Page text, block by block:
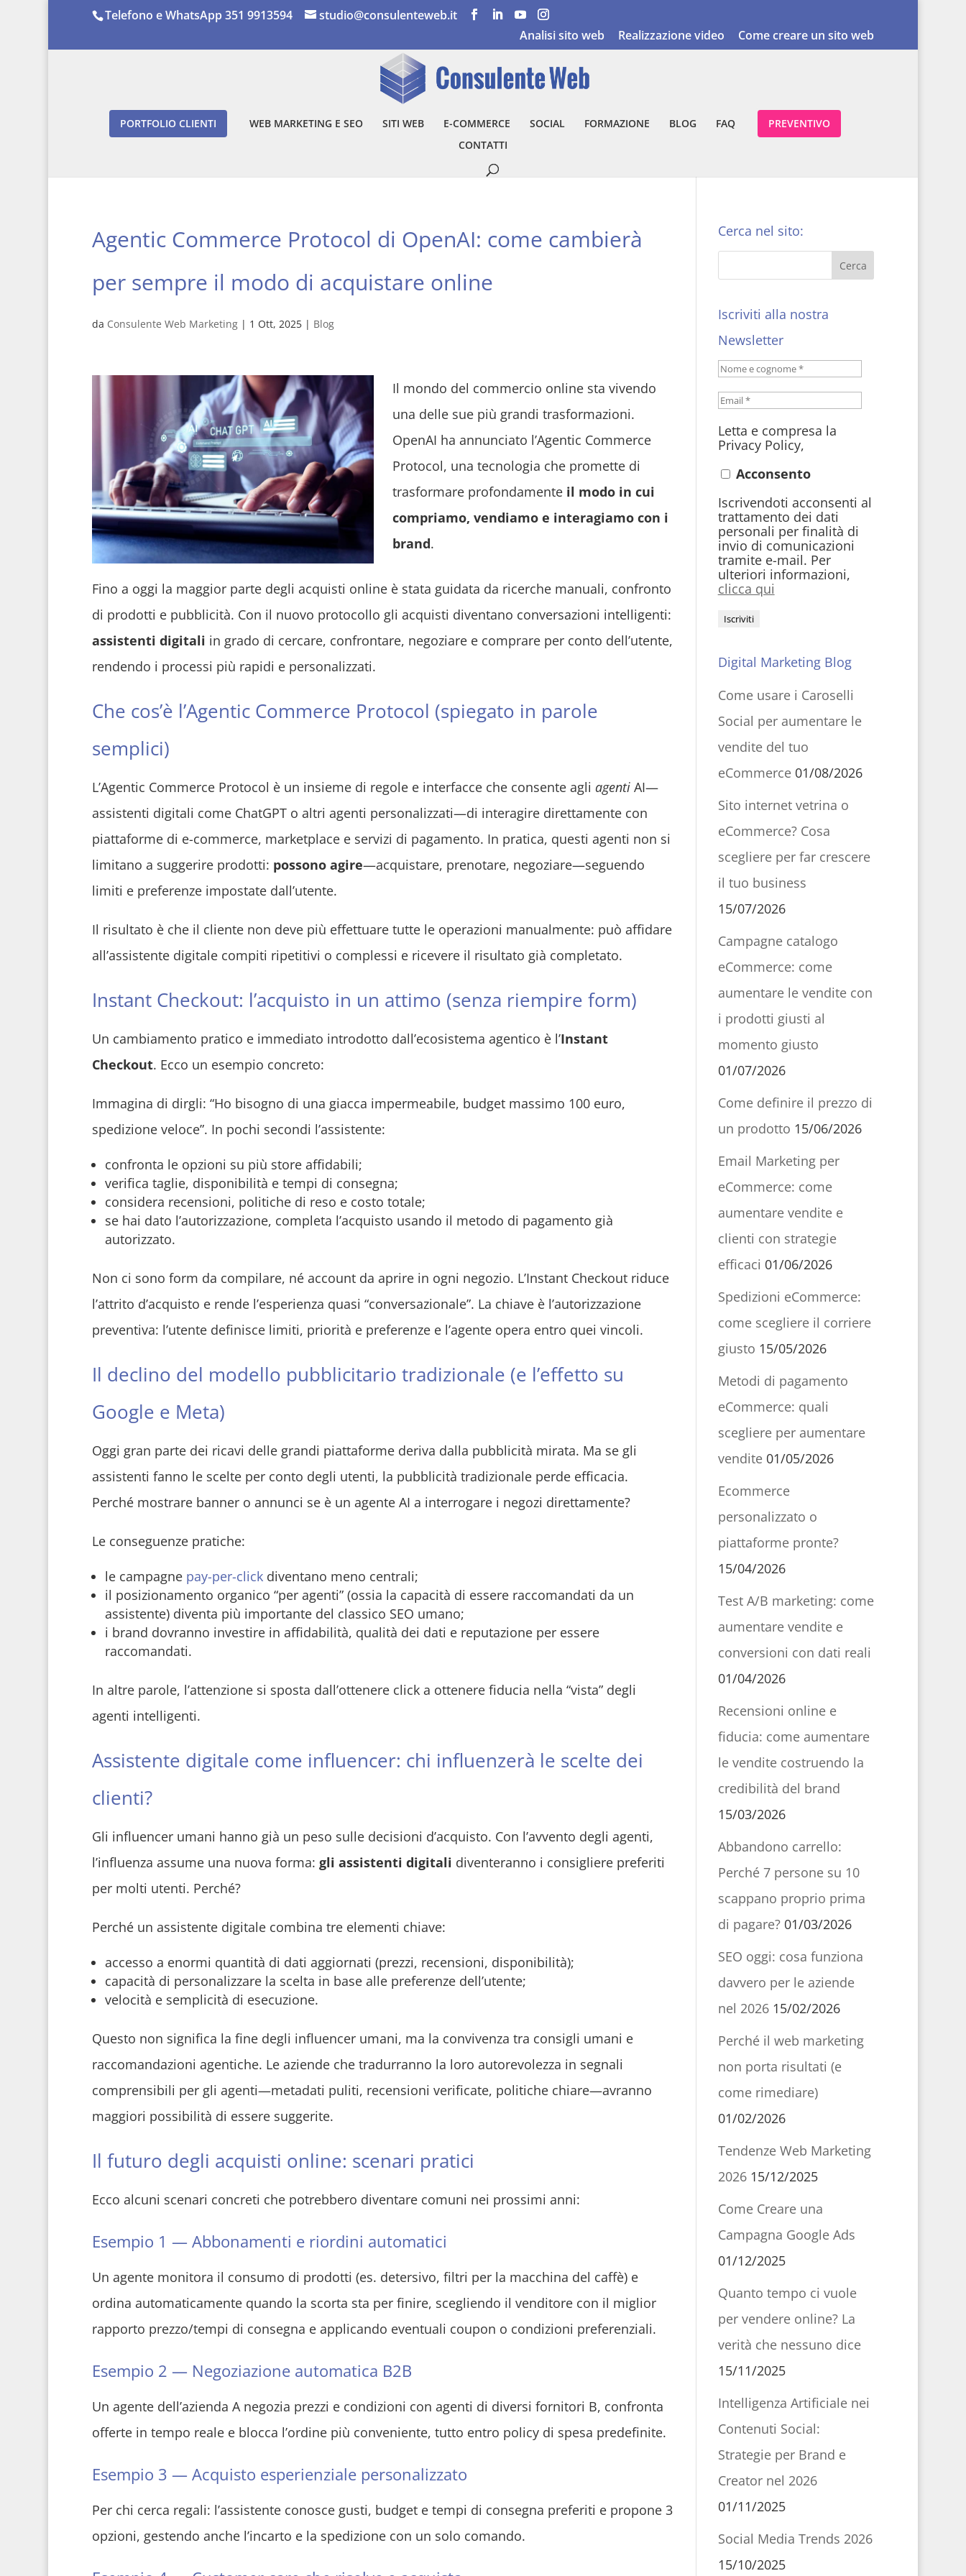
Telefono e WhatsApp 351 9913594
studio@consulenteweb.it
Analisi sito web
Realizzazione video Come creare un sito web
PORTFOLIO CLIENTI WEB MARKETING E SEO SITI WEB E-COMMERCE SOCIAL FORMAZIONE BLOG FAQ
PREVENTIVO
CONTATTI
Agentic Commerce Protocol di OpenAI: come cambierà
per sempre il modo di acquistare online
da Consulente Web Marketing| 1 Ott, 2025| Blog
Il mondo del commercio online sta vivendo
una delle sue più grandi trasformazioni.
OpenAI ha annunciato l’Agentic Commerce
Protocol, una tecnologia che promette di
trasformare profondamente il modo in cui
compriamo, vendiamo e interagiamo con i
brand.
Fino a oggi la maggior parte degli acquisti online è stata guidata da ricerche manuali, confronto
di prodotti e pubblicità. Con il nuovo protocollo gli acquisti diventano conversazioni intelligenti:
assistenti digitali in grado di cercare, confrontare, negoziare e comprare per conto dell’utente,
rendendo i processi più rapidi e personalizzati.
Che cos’è l’Agentic Commerce Protocol (spiegato in parole
semplici)
L’Agentic Commerce Protocol è un insieme di regole e interfacce che consente agli agentiAI—
assistenti digitali come ChatGPT o altri agenti personalizzati—di interagire direttamente con
piattaforme di e-commerce, marketplace e servizi di pagamento. In pratica, questi agenti non si
limitano a suggerire prodotti: possono agire—acquistare, prenotare, negoziare—seguendo
limiti e preferenze impostate dall’utente.
Il risultato è che il cliente non deve più effettuare tutte le operazioni manualmente: può affidare
all’assistente digitale compiti ripetitivi o complessi e ricevere il risultato già completato.
Instant Checkout: l’acquisto in un attimo (senza riempire form)
Un cambiamento pratico e immediato introdotto dall’ecosistema agentico è l’Instant
Checkout. Ecco un esempio concreto:
Immagina di dirgli: “Ho bisogno di una giacca impermeabile, budget massimo 100 euro,
spedizione veloce”. In pochi secondi l’assistente:
confronta le opzioni su più store affidabili;
verifica taglie, disponibilità e tempi di consegna;
considera recensioni, politiche di reso e costo totale;
se hai dato l’autorizzazione, completa l’acquisto usando il metodo di pagamento già
autorizzato.
Non ci sono form da compilare, né account da aprire in ogni negozio. L’Instant Checkout riduce
l’attrito d’acquisto e rende l’esperienza quasi “conversazionale”. La chiave è l’autorizzazione
preventiva: l’utente definisce limiti, priorità e preferenze e l’agente opera entro quei vincoli.
Il declino del modello pubblicitario tradizionale (e l’effetto su
Google e Meta)
Oggi gran parte dei ricavi delle grandi piattaforme deriva dalla pubblicità mirata. Ma se gli
assistenti fanno le scelte per conto degli utenti, la pubblicità tradizionale perde efficacia.
Perché mostrare banner o annunci se è un agente AI a interrogare i negozi direttamente?
Le conseguenze pratiche:
le campagne pay-per-clickdiventano meno centrali;
il posizionamento organico “per agenti” (ossia la capacità di essere raccomandati da un
assistente) diventa più importante del classico SEO umano;
i brand dovranno investire in affidabilità, qualità dei dati e reputazione per essere
raccomandati.
In altre parole, l’attenzione si sposta dall’ottenere click a ottenere fiducia nella “vista” degli
agenti intelligenti.
Assistente digitale come influencer: chi influenzerà le scelte dei
clienti?
Gli influencer umani hanno già un peso sulle decisioni d’acquisto. Con l’avvento degli agenti,
l’influenza assume una nuova forma: gli assistenti digitali diventeranno i consigliere preferiti
per molti utenti. Perché?
Perché un assistente digitale combina tre elementi chiave:
accesso a enormi quantità di dati aggiornati (prezzi, recensioni, disponibilità);
capacità di personalizzare la scelta in base alle preferenze dell’utente;
velocità e semplicità di esecuzione.
Questo non significa la fine degli influencer umani, ma la convivenza tra consigli umani e
raccomandazioni agentiche. Le aziende che tradurranno la loro autorevolezza in segnali
comprensibili per gli agenti—metadati puliti, recensioni verificate, politiche chiare—avranno
maggiori possibilità di essere suggerite.
Il futuro degli acquisti online: scenari pratici
Ecco alcuni scenari concreti che potrebbero diventare comuni nei prossimi anni:
Esempio 1 — Abbonamenti e riordini automatici
Un agente monitora il consumo di prodotti (es. detersivo, filtri per la macchina del caffè) e
ordina automaticamente quando la scorta sta per finire, scegliendo il venditore con il miglior
rapporto prezzo/tempi di consegna e applicando eventuali coupon o condizioni preferenziali.
Esempio 2 — Negoziazione automatica B2B
Un agente dell’azienda A negozia prezzi e condizioni con agenti di diversi fornitori B, confronta
offerte in tempo reale e blocca l’ordine più conveniente, tutto entro policy di spesa predefinite.
Esempio 3 — Acquisto esperienziale personalizzato
Per chi cerca regali: l’assistente conosce gusti, budget e tempi di consegna preferiti e propone 3
opzioni, gestendo anche l’incarto e la spedizione con un solo comando.
Cerca nel sito:
Iscriviti alla nostra
Newsletter
Letta e compresa la
Privacy Policy,
Acconsento
Iscrivendoti acconsenti al
trattamento dei dati
personali per finalità di
invio di comunicazioni
tramite e-mail. Per
ulteriori informazioni,
clicca qui
Digital Marketing Blog
Come usare i Caroselli
Social per aumentare le
vendite del tuo
eCommerce 01/08/2026
Sito internet vetrina o
eCommerce? Cosa
scegliere per far crescere
il tuo business
15/07/2026
Campagne catalogo
eCommerce: come
aumentare le vendite con
i prodotti giusti al
momento giusto
01/07/2026
Come definire il prezzo di
un prodotto 15/06/2026
Email Marketing per
eCommerce: come
aumentare vendite e
clienti con strategie
efficaci 01/06/2026
Spedizioni eCommerce:
come scegliere il corriere
giusto 15/05/2026
Metodi di pagamento
eCommerce: quali
scegliere per aumentare
vendite 01/05/2026
Ecommerce
personalizzato o
piattaforme pronte?
15/04/2026
Test A/B marketing: come
aumentare vendite e
conversioni con dati reali
01/04/2026
Recensioni online e
fiducia: come aumentare
le vendite costruendo la
credibilità del brand
15/03/2026
Abbandono carrello:
Perché 7 persone su 10
scappano proprio prima
di pagare? 01/03/2026
SEO oggi: cosa funziona
davvero per le aziende
nel 2026 15/02/2026
Perché il web marketing
non porta risultati (e
come rimediare)
01/02/2026
Tendenze Web Marketing
2026 15/12/2025
Come Creare una
Campagna Google Ads
01/12/2025
Quanto tempo ci vuole
per vendere online? La
verità che nessuno dice
15/11/2025
Intelligenza Artificiale nei
Contenuti Social:
Strategie per Brand e
Creator nel 2026
01/11/2025
Social Media Trends 2026
15/10/2025